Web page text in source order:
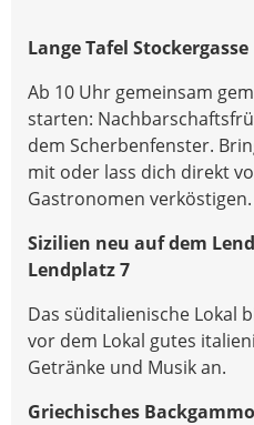
Lange Tafel Stockergasse
Ab 10 Uhr gemeinsam
starten:
dem Scherbenfenster.
mit oder lass dich direkt
Gastronomen verköstigen.
Sizilien neu auf dem
Lendplatz 7
Das süditalienische Lokal
vor dem Lokal gutes
Getränke und Musik an.
Griechisches